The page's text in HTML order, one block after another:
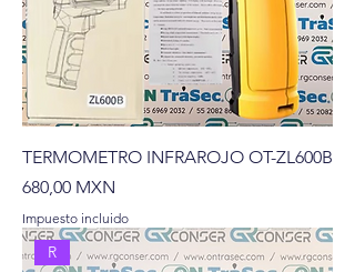
TERMOMETRO INFRAROJO OT-ZL600B
Precio
680,00 MXN
Impuesto incluido
R